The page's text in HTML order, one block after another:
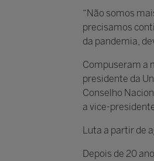
“Não somos
precisamos
da pandemia,
Compuseram a
presidente da
Conselho
a vice-
Luta a partir de
Depois de 20